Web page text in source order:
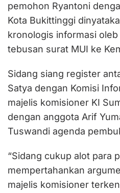
pemohon Ryantoni
Kota Bukittinggi
kronologis informasi
tebusan surat MUI ke
Sidang siang register
Satya dengan Komisi
majelis komisioner KI
dengan anggota Arif
Tuswandi agenda
“Sidang cukup alot para
mempertahankan
majelis komisioner